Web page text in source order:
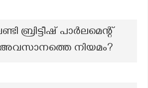
ബ്രിട്ടീഷ് പാർലമെന്റ്
അവസാനത്തെ നിയമം?